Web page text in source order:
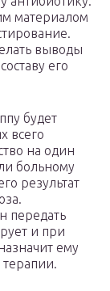
материалом
выводы
его
будет
всего
на один
больному
результат
передать
и при
ему